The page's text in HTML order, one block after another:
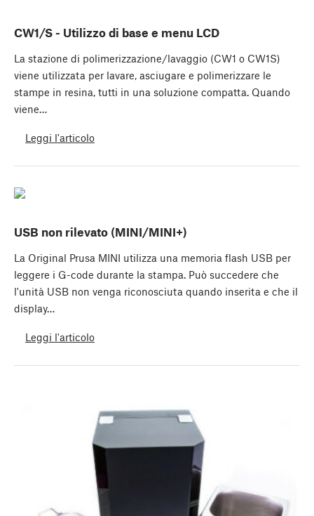
CW1/S - Utilizzo di base e menu LCD
La stazione di polimerizzazione/lavaggio (CW1 o CW1S)
viene utilizzata per lavare, asciugare e polimerizzare le
stampe in resina, tutti in una soluzione compatta. Quando
viene…
Leggi l'articolo
USB non rilevato (MINI/MINI+)
La Original Prusa MINI utilizza una memoria flash USB per
leggere i G-code durante la stampa. Può succedere che
l'unità USB non venga riconosciuta quando inserita e che il
display…
Leggi l'articolo